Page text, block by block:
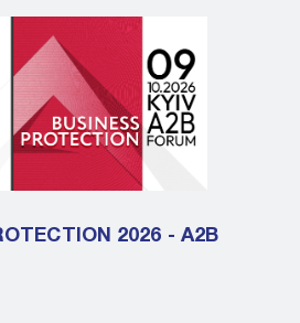
2026 - A2B